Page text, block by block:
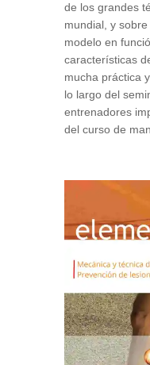
de los grandes
mundial, y
modelo en
características
mucha práctica
lo largo del
entrenadores
del curso de